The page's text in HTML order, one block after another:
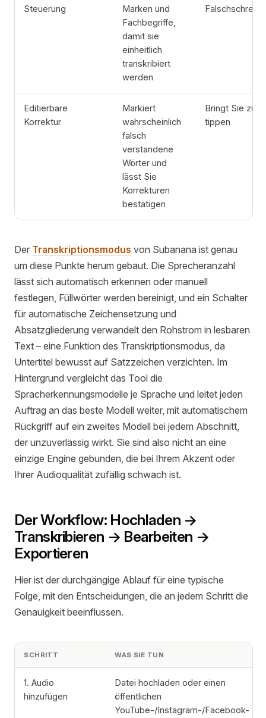
Steuerung
Marken und
Fachbegriffe,
damit sie
einheitlich
transkribiert
werden
Editierbare
Korrektur
Markiert
wahrscheinlich
falsch
verstandene
Wörter und
lässt Sie
Korrekturen
bestätigen
Bringt Sie zur
tippen
Der Transkriptionsmodus von Subanana ist genau
um diese Punkte herum gebaut. Die Sprecheranzahl
lässt sich automatisch erkennen oder manuell
festlegen, Füllwörter werden bereinigt, und ein Schalter
für automatische Zeichensetzung und
Absatzgliederung verwandelt den Rohstrom in lesbaren
Text – eine Funktion des Transkriptionsmodus, da
Untertitel bewusst auf Satzzeichen verzichten. Im
Hintergrund vergleicht das Tool die
Spracherkennungsmodelle je Sprache und leitet jeden
Auftrag an das beste Modell weiter, mit automatischem
Rückgriff auf ein zweites Modell bei jedem Abschnitt,
der unzuverlässig wirkt. Sie sind also nicht an eine
einzige Engine gebunden, die bei Ihrem Akzent oder
Ihrer Audioqualität zufällig schwach ist.
Der Workflow: Hochladen →
Transkribieren → Bearbeiten →
Exportieren
Hier ist der durchgängige Ablauf für eine typische
Folge, mit den Entscheidungen, die an jedem Schritt die
Genauigkeit beeinflussen.
SCHRITT WAS SIE TUN
1. Audio
hinzufügen
Datei hochladen oder einen
öffentlichen
YouTube-/Instagram-/Facebook-